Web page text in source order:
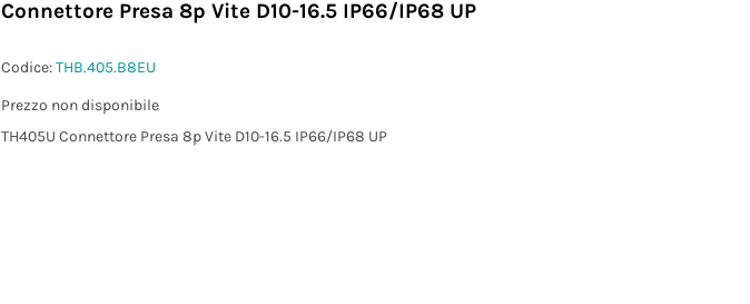
Connettore Presa 8p Vite D10-16.5 IP66/IP68 UP
Codice:THB.405.B8EU
Prezzo non disponibile
TH405U Connettore Presa 8p Vite D10-16.5 IP66/IP68 UP